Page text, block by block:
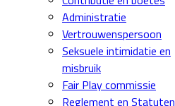
Administratie
Vertrouwenspersoon
Seksuele intimidatie en
misbruik
Fair Play commissie
Reglement en Statuten